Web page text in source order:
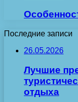
Последние записи
26.05.2026
Лучшие
отдыха